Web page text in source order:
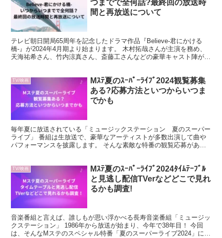
つまでで全何話?最終回の放送時
間と再放送について
テレビ朝日開局65周年を記念したドラマ作品『Believe-君にかける
橋-』が2024年4月期より始まります。 木村拓哉さんが主演を務め、
天海祐希さん、竹内涼真さん、斎藤工さんなどの豪華キャスト陣が周
TV/映画
Mｽﾃ夏のｽｰﾊﾟｰﾗｲﾌﾞ2024観覧募集
ある?応募方法といつからいつま
でかも
毎年夏に放送されている「ミュージックステーション 夏のスーパー
ライブ」 番組は生放送で、豪華なアーティストが多数出演して曲や
パフォーマンスを披露します。 そんな素敵な特番の観覧応募があっ
TV/映画
Mｽﾃ夏のｽｰﾊﾟｰﾗｲﾌﾞ2024ﾀｲﾑﾃｰﾌﾞﾙ
と見逃し配信TVerなどどこで見れ
るかも調査!
音楽番組と言えば、誰しもが思い浮かべる長寿音楽番組「ミュージッ
クステーション」 1986年から放送が始まり、今年で38年目！ 今回
は、そんなMステのスペシャル特番「夏のスーパーライブ2024」につ